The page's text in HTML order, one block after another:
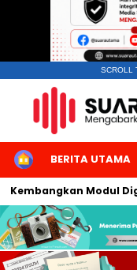
SCROLL
HOMEBERITA UTAMA
Kembangkan Modul